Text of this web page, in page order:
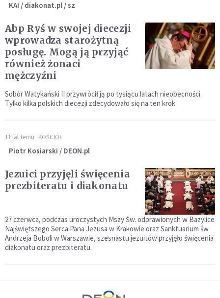
KAI / diakonat.pl / sz
Abp Ryś w swojej diecezji
wprowadza starożytną
posługę. Mogą ją przyjąć
również żonaci
mężczyźni
Sobór Watykański II przywrócił ją po tysiącu latach nieobecności.
Tylko kilka polskich diecezji zdecydowało się na ten krok.
11 lat temu KOŚCIÓŁ
Piotr Kosiarski / DEON.pl
Jezuici przyjęli święcenia
prezbiteratu i diakonatu
27 czerwca, podczas uroczystych Mszy Św. odprawionych w Bazylice
Najświętszego Serca Pana Jezusa w Krakowie oraz Sanktuarium św.
Andrzeja Boboli w Warszawie, szesnastu jezuitów przyjęło święcenia
diakonatu oraz prezbiteratu.